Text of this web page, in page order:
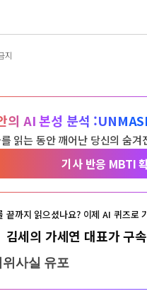
지
의 AI 본성 분석 :
읽는 동안 깨어난 당신의 숨
기사 반응 MBTI
끝까지 읽으셨나요? 이제 AI 퀴즈로
김세의 가세연 대표가 구
위사실 유포